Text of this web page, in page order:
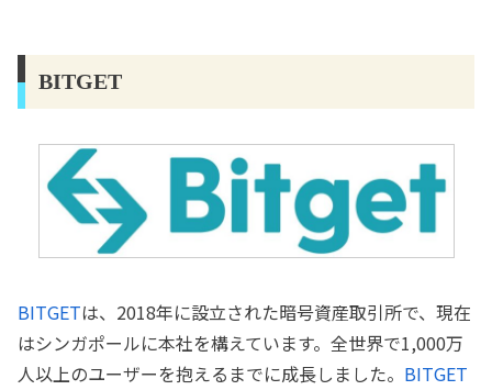
BITGET
BITGETは、2018年に設立された暗号資産取引所で、現在
はシンガポールに本社を構えています。全世界で1,000万
人以上のユーザーを抱えるまでに成長しました。 BITGET